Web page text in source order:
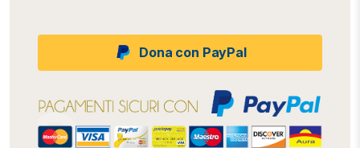
Dona con PayPal